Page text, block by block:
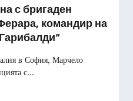
с бригаден
командир на
в София, Марчело
с...